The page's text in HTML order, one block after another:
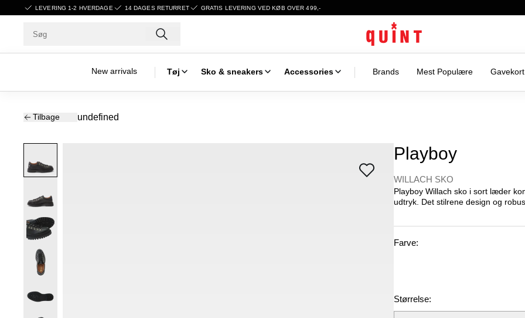
LEVERING 1-2 HVERDAGE 14 DAGES RETURRET GRATIS LEVERING VED KØB OVER 499,-
New arrivals Tøj Sko & sneakers Accessories Brands Mest Populære Gavekort
Tilbage undefined
Playboy
WILLACH SKO
Playboy Willach sko i sort læder
udtryk. Det stilrene design og
Farve:
Størrelse: